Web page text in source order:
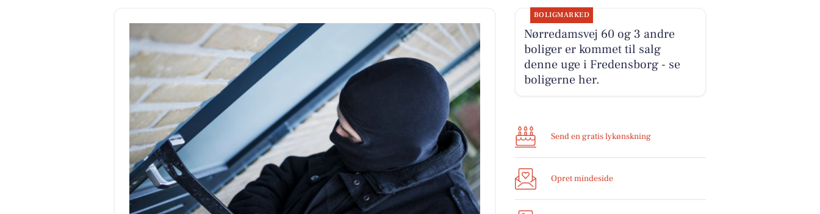
BOLIGMARKED
Nørredamsvej 60 og 3 andre
boliger er kommet til salg
denne uge i Fredensborg - se
boligerne her.
Send en gratis lykønskning
Opret mindeside